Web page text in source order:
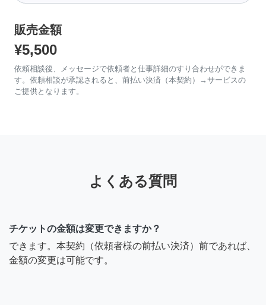
販売金額
¥5,500
依頼相談後、メッセージで依頼者と仕事詳細のすり合わせができま
す。依頼相談が承認されると、前払い決済（本契約）→サービスの
ご提供となります。
よくある質問
チケットの金額は変更できますか？
できます。本契約（依頼者様の前払い決済）前であれば、
金額の変更は可能です。